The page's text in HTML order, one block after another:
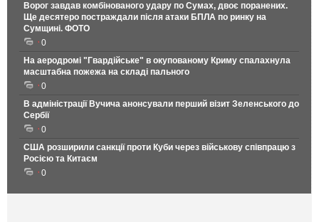
Ворог завдав комбінованого удару по Сумах, двоє поранених.
Ще десятеро постраждали після атаки БПЛА по ринку на
Сумщині. ФОТО
0
На аеродромі "Гвардійське" в окупованому Криму спалахнула
масштабна пожежа на складі пального
0
В адміністрації Вучича анонсували перший візит Зеленського до
Сербії
0
США розширили санкції проти Куби через військову співпрацю з
Росією та Китаєм
0